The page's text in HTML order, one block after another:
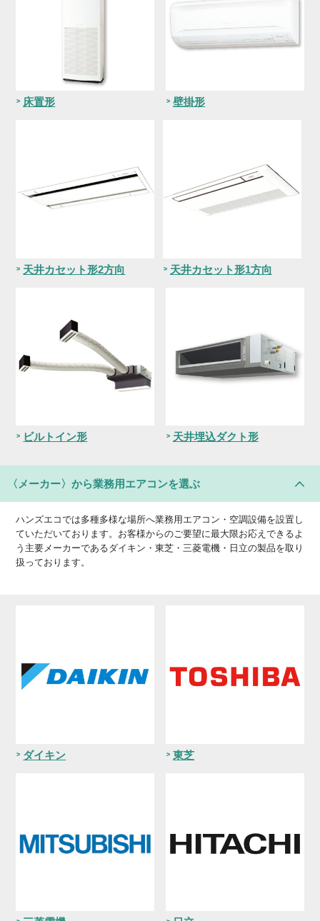
床置形 壁掛形
天井カセット形2方向 天井カセット形1方向
ビルトイン形 天井埋込ダクト形
〈メーカー〉 から業務用エアコンを選ぶ
ハンズエコでは多種多様な場所へ業務用エアコン・空調設備を設置し
ていただいております。お客様からのご要望に最大限お応えできるよ
う主要メーカーであるダイキン・東芝・三菱電機・日立の製品を取り
扱っております。
ダイキン 東芝